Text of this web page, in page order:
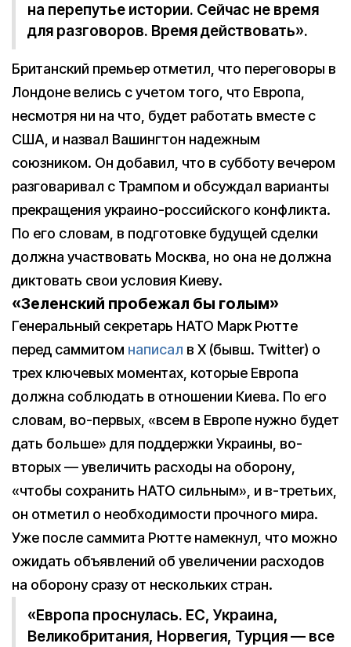
на перепутье истории. Сейчас не время
для разговоров. Время действовать».
Британский премьер отметил, что переговоры в
Лондоне велись с учетом того, что Европа,
несмотря ни на что, будет работать вместе с
США, и назвал Вашингтон надежным
союзником. Он добавил, что в субботу вечером
разговаривал с Трампом и обсуждал варианты
прекращения украино-российского конфликта.
По его словам, в подготовке будущей сделки
должна участвовать Москва, но она не должна
диктовать свои условия Киеву.
«Зеленский пробежал бы голым»
Генеральный секретарь НАТО Марк Рютте
перед саммитом написал в Х (бывш. Twitter) о
трех ключевых моментах, которые Европа
должна соблюдать в отношении Киева. По его
словам, во-первых, «всем в Европе нужно будет
дать больше» для поддержки Украины, во-
вторых — увеличить расходы на оборону,
«чтобы сохранить НАТО сильным», и в-третьих,
он отметил о необходимости прочного мира.
Уже после саммита Рютте намекнул, что можно
ожидать объявлений об увеличении расходов
на оборону сразу от нескольких стран.
«Европа проснулась. ЕС, Украина,
Великобритания, Норвегия, Турция — все